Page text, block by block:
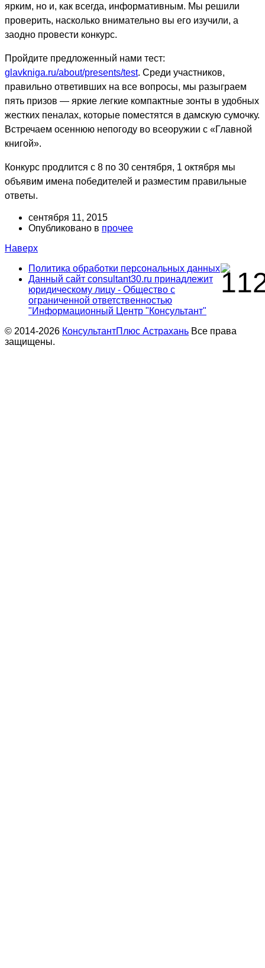
ярким, но и, как всегда, информативным. Мы решили
проверить, насколько внимательно вы его изучили, а
заодно провести конкурс.
Пройдите предложенный нами тест:
glavkniga.ru/about/presents/test. Среди участников,
правильно ответивших на все вопросы, мы разыграем
пять призов — яркие легкие компактные зонты в удобных
жестких пеналах, которые поместятся в дамскую сумочку.
Встречаем осеннюю непогоду во всеоружии с «Главной
книгой».
Конкурс продлится с 8 по 30 сентября, 1 октября мы
объявим имена победителей и разместим правильные
ответы.
сентября 11, 2015
Опубликовано в прочее
Наверх
Политика обработки персональных данных
Данный сайт consultant30.ru принадлежит
юридическому лицу - Общество с
ограниченной ответственностью
"Информационный Центр "Консультант"
© 2014-2026 КонсультантПлюс Астрахань Все права
защищены.